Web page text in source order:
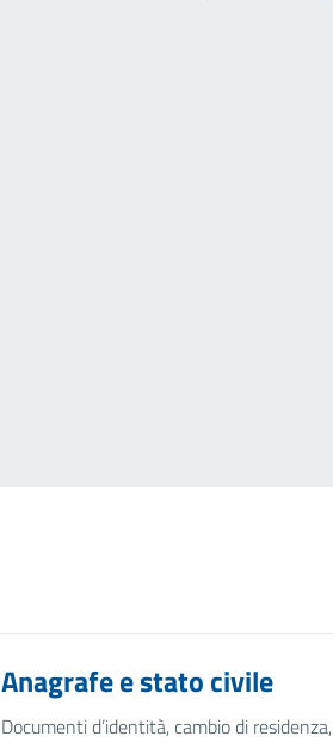
Anagrafe e stato civile
Documenti d’identità, cambio di residenza,